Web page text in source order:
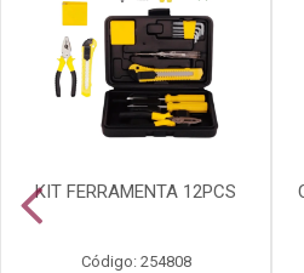
KIT FERRAMENTA 12PCS
Código: 254808